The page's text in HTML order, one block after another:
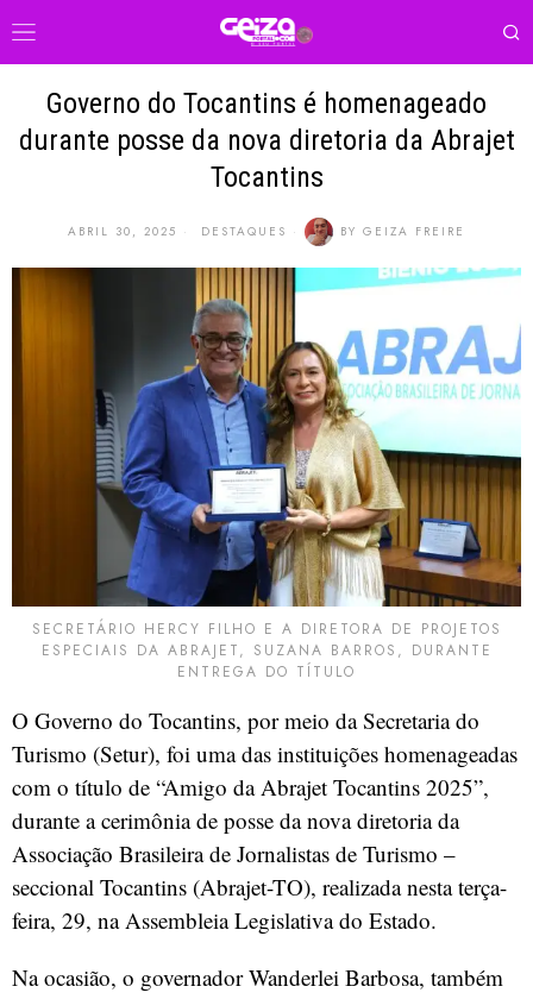
Governo do Tocantins é homenageado
durante posse da nova diretoria da Abrajet
Tocantins
ABRIL 30, 2025 DESTAQUES BY GEIZA FREIRE
SECRETÁRIO HERCY FILHO E A DIRETORA DE PROJETOS
ESPECIAIS DA ABRAJET, SUZANA BARROS, DURANTE
ENTREGA DO TÍTULO
O Governo do Tocantins, por meio da Secretaria do
Turismo (Setur), foi uma das instituições homenageadas
com o título de “Amigo da Abrajet Tocantins 2025”,
durante a cerimônia de posse da nova diretoria da
Associação Brasileira de Jornalistas de Turismo –
seccional Tocantins (Abrajet-TO), realizada nesta terça-
feira, 29, na Assembleia Legislativa do Estado.
Na ocasião, o governador Wanderlei Barbosa, também